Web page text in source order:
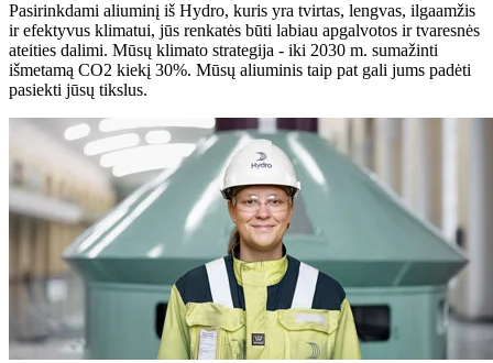
Pasirinkdami aliuminį iš Hydro, kuris yra tvirtas, lengvas, ilgaamžis
ir efektyvus klimatui, jūs renkatės būti labiau apgalvotos ir tvaresnės
ateities dalimi. Mūsų klimato strategija - iki 2030 m. sumažinti
išmetamą CO2 kiekį 30%. Mūsų aliuminis taip pat gali jums padėti
pasiekti jūsų tikslus.